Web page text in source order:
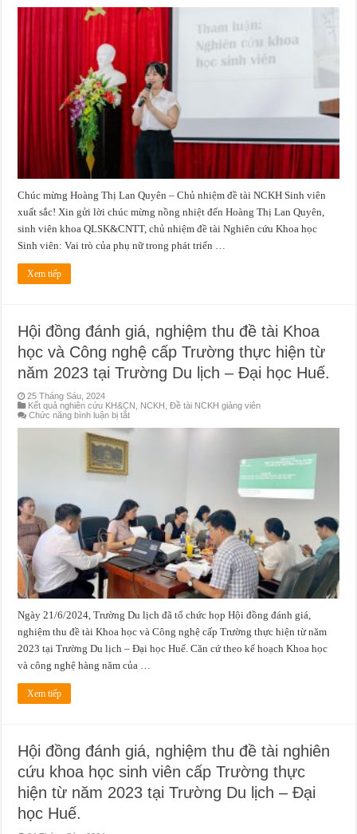
viên
Hoàng
đạt
Giải
Ba
tại
Giải
thưởng
Khoa
học
và
Công
viên
cơ
sở
giáo
dục
năm
Chúc mừng Hoàng Thị Lan Quyên – Chủ nhiệm đề tài NCKH Sinh viên
xuất sắc! Xin gửi lời chúc mừng nồng nhiệt đến Hoàng Thị Lan Quyên,
sinh viên khoa QLSK&CNTT, chủ nhiệm đề tài Nghiên cứu Khoa học
Sinh viên: Vai trò của phụ nữ trong phát triển …
Xem tiếp
Hội đồng đánh giá, nghiệm thu đề tài Khoa
học và Công nghệ cấp Trường thực hiện từ
năm 2023 tại Trường Du lịch – Đại học Huế.
25 Tháng Sáu, 2024
Kết quả nghiên cứu KH&CN
NCKH ,Đề tài NCKH giảng viên
Chức năng bình luận bị tắtở
đồng
đánh
Khoa
học
và
Công
nghệ
cấp
Trường
thực
hiện
từ
năm
tại
Du
lịch
–
Đại
Ngày 21/6/2024, Trường Du lịch đã tổ chức họp Hội đồng đánh giá,
nghiệm thu đề tài Khoa học và Công nghệ cấp Trường thực hiện từ năm
2023 tại Trường Du lịch – Đại học Huế. Căn cứ theo kế hoạch Khoa học
và công nghệ hàng năm của …
Xem tiếp
Hội đồng đánh giá, nghiệm thu đề tài nghiên
cứu khoa học sinh viên cấp Trường thực
hiện từ năm 2023 tại Trường Du lịch – Đại
học Huế.